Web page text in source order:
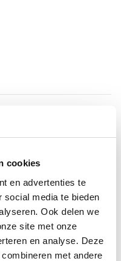
cookies
en advertenties te
social media te bieden
Ook delen we
site met onze
en analyse. Deze
met andere